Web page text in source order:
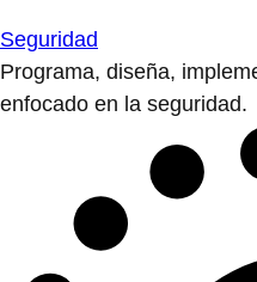
Seguridad
Programa, diseña,
enfocado en la seguridad.